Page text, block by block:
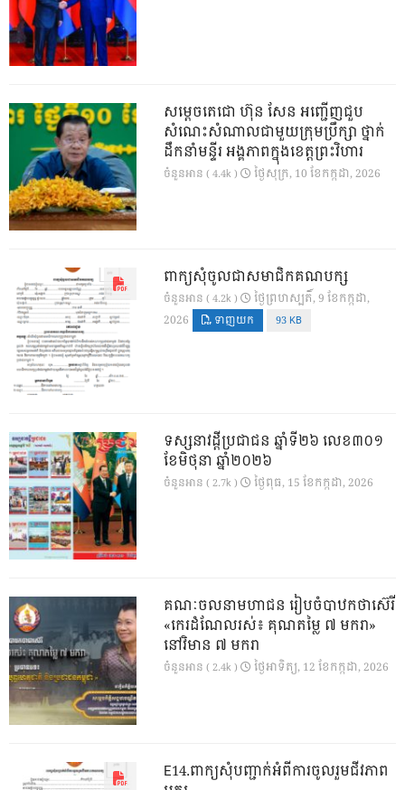
សម្តេចតេជោ ហ៊ុន សែន អញ្ជើញជួប
សំណេះសំណាលជាមួយក្រុមប្រឹក្សា ថ្នាក់
ដឹកនាំមន្ទីរ អង្គភាពក្នុងខេត្តព្រះវិហារ
ចំនួនអាន ( 4.4k ) ថ្ងៃ​សុក្រ, 10 ខែ​កក្កដា, 2026
ពាក្យសុំចូលជាសមាជិកគណបក្ស
ចំនួនអាន ( 4.2k )
ថ្ងៃ​ព្រហស្បតិ៍, 9 ខែ​កក្កដា,
2026
ទាញយក 93 KB
ទស្សនាវដ្ដីប្រជាជន ឆ្នាំទី២៦ លេខ៣០១
ខែមិថុនា ឆ្នាំ២០២៦
ចំនួនអាន ( 2.7k ) ថ្ងៃ​ពុធ, 15 ខែ​កក្កដា, 2026
គណៈចលនាមហាជន រៀបចំបាឋកថាស៊េរី
«កេរដំណែលរស់៖ គុណតម្លៃ ៧ មករា»
នៅវិមាន ៧ មករា
ចំនួនអាន ( 2.4k ) ថ្ងៃ​អាទិត្យ, 12 ខែ​កក្កដា, 2026
E14.ពាក្យសុំបញ្ជាក់អំពីការចូលរួមជីវភាព